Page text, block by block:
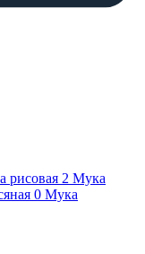
рисовая 2 Мука
0 Мука